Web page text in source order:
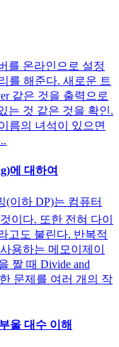
를 온라인으로 설정
를 해준다. 새로운 트
같은 것을 출력으로
는 것 같은 것을 확인.
름의 녀석이 있으면
에 대하여
(이하 DP)는 컴퓨터
이다. 또한 전혀 다이
고도 불린다. 반복적
용하는 메모이제이
짤 때 Divide and
문제를 여러 개의 작
울 대수 이해